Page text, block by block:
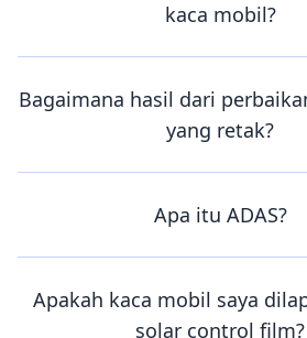
kaca mobil?
Bagaimana hasil dari
yang retak?
Apa itu ADAS?
Apakah kaca mobil saya
solar control film?